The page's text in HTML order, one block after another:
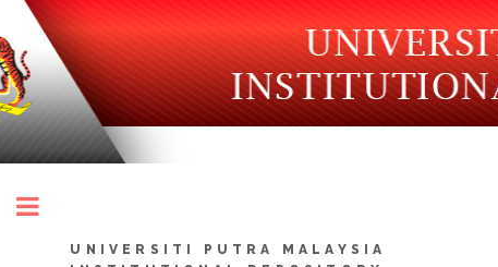
UNIVERSITI PUTRA MALAYSIA